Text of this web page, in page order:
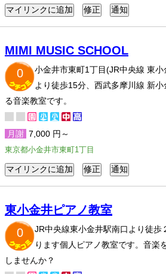
MIMI MUSIC SCHOOL
0
小金井市東町1丁目(JR中央線 東小
より徒歩15分、西武多摩川線 新
る音楽教室です。
月謝 7,000 円～
東京都小金井市東町1丁目
東小金井ピアノ教室
0
JR中央線東小金井駅南口より徒歩
ります個人ピアノ教室です。音楽
しませんか？